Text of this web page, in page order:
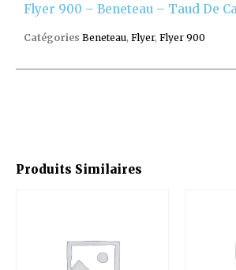
Produits Similaires
Flyer 900 – Beneteau – Taud De
Catégories Beneteau, Flyer, Flyer 900